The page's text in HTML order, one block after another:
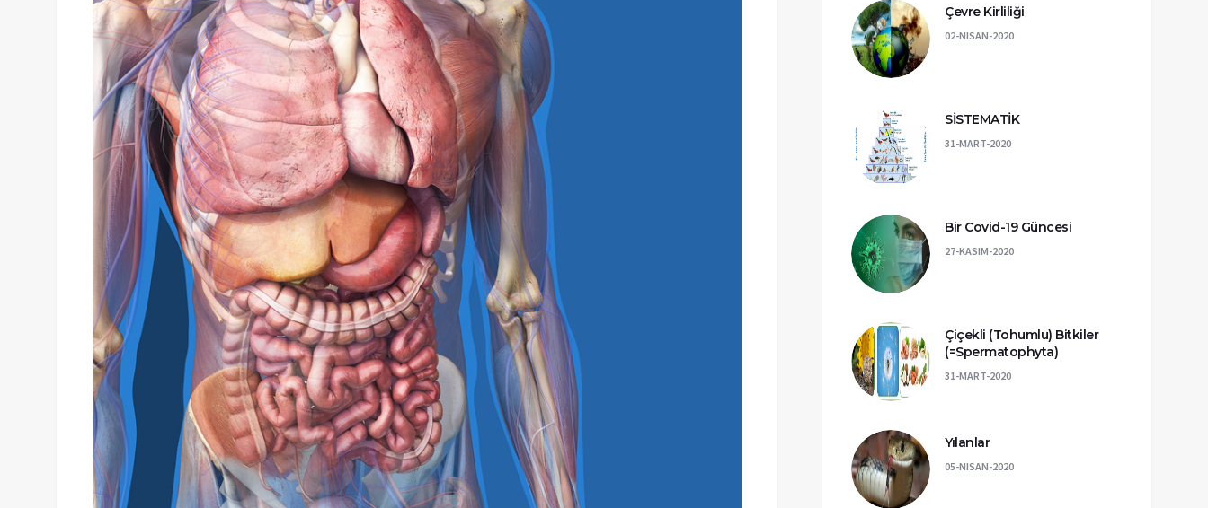
Çevre Kirliliği
02-NISAN-2020
SİSTEMATİK
31-MART-2020
Bir Covid-19 Güncesi
27-KASIM-2020
Çiçekli (Tohumlu) Bitkiler
(=Spermatophyta)
31-MART-2020
Yılanlar
05-NISAN-2020